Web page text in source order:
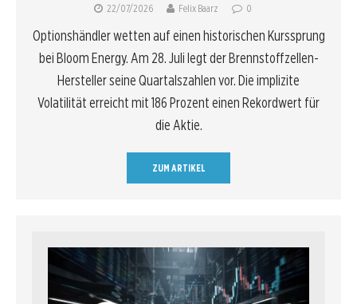
22/07/2026 Felix Baarz 0
Optionshändler wetten auf einen historischen Kurssprung
bei Bloom Energy. Am 28. Juli legt der Brennstoffzellen-
Hersteller seine Quartalszahlen vor. Die implizite
Volatilität erreicht mit 186 Prozent einen Rekordwert für
die Aktie.
ZUM ARTIKEL